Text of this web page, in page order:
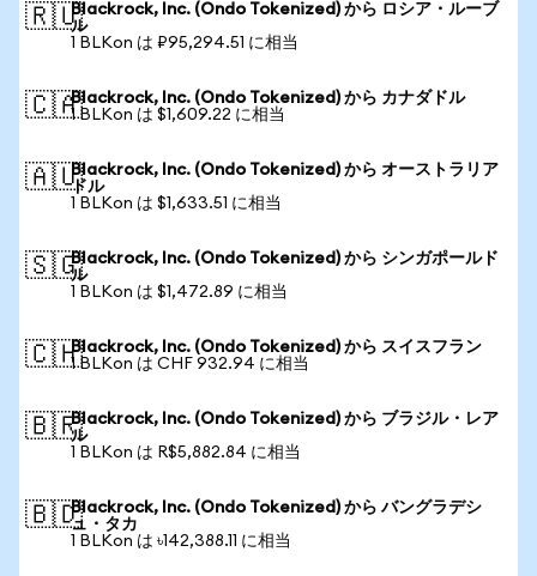
🇷🇺Blackrock, Inc. (Ondo Tokenized) から ロシア・ルーブ
ル
1 BLKon は ₽95,294.51 に相当
🇨🇦Blackrock, Inc. (Ondo Tokenized) から カナダドル
1 BLKon は $1,609.22 に相当
🇦🇺Blackrock, Inc. (Ondo Tokenized) から オーストラリア
ドル
1 BLKon は $1,633.51 に相当
🇸🇬Blackrock, Inc. (Ondo Tokenized) から シンガポールド
ル
1 BLKon は $1,472.89 に相当
🇨🇭Blackrock, Inc. (Ondo Tokenized) から スイスフラン
1 BLKon は CHF 932.94 に相当
🇧🇷Blackrock, Inc. (Ondo Tokenized) から ブラジル・レア
ル
1 BLKon は R$5,882.84 に相当
🇧🇩Blackrock, Inc. (Ondo Tokenized) から バングラデシ
ュ・タカ
1 BLKon は ৳142,388.11 に相当